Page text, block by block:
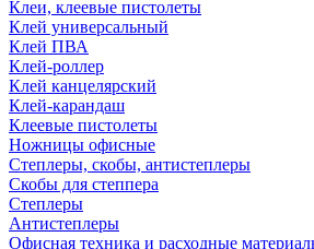
Клеи, клеевые пистолеты
Клей универсальный
Клей ПВА
Клей-роллер
Клей канцелярский
Клей-карандаш
Клеевые пистолеты
Ножницы офисные
Степлеры, скобы, антистеплеры
Скобы для степпера
Степлеры
Антистеплеры
Офисная техника и расходные